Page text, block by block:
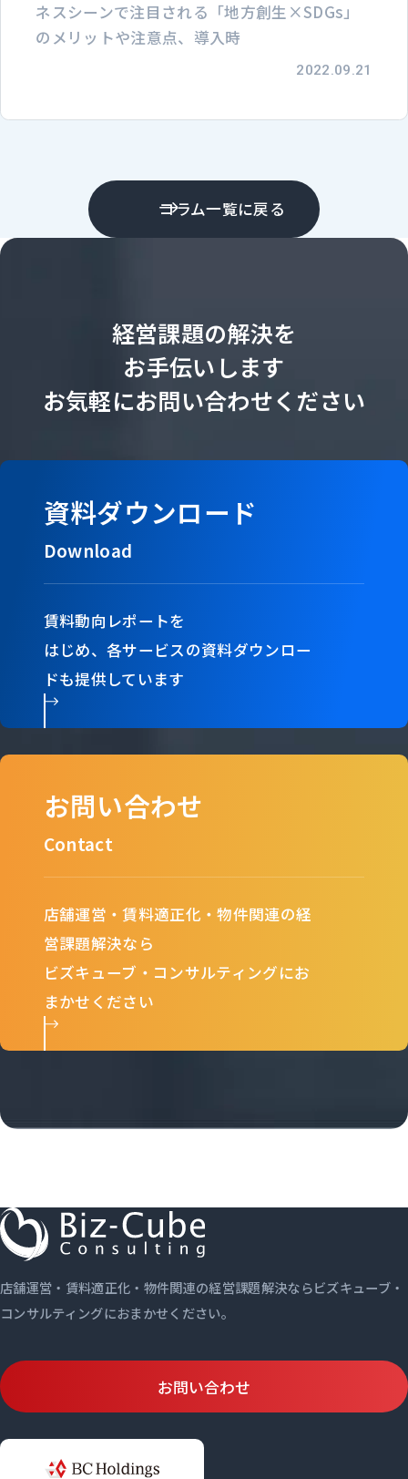
ネスシーンで注目される「地方創生×SDGs」
のメリットや注意点、導入時
2022.09.21
コラム一覧に戻る
経営課題の解決を
お手伝いします
お気軽にお問い合わせください
資料ダウンロード
Download
賃料動向レポートを
はじめ、各サービスの資料ダウンロー
ドも提供しています
お問い合わせ
Contact
店舗運営・賃料適正化・物件関連の経
営課題解決なら
ビズキューブ・コンサルティングにお
まかせください
店舗運営・賃料適正化・物件関連の経営課題解決ならビズキューブ・
コンサルティングにおまかせください。
お問い合わせ